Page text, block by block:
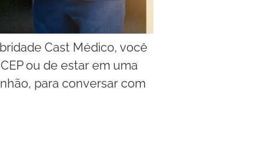
Cast Médico, você
ou de estar em uma
para conversar com